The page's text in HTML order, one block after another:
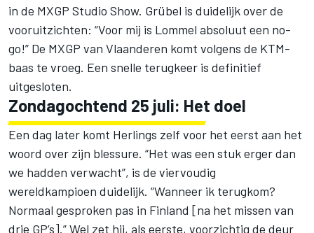
in de MXGP Studio Show. Grübel is duidelijk over de
vooruitzichten: “Voor mij is Lommel absoluut een no-
go!” De MXGP van Vlaanderen komt volgens de KTM-
baas te vroeg. Een snelle terugkeer is definitief
uitgesloten.
Zondagochtend 25 juli: Het doel
Een dag later komt Herlings zelf voor het eerst aan het
woord over zijn blessure. “Het was een stuk erger dan
we hadden verwacht”, is de viervoudig
wereldkampioen duidelijk. “Wanneer ik terugkom?
Normaal gesproken pas in Finland [na het missen van
drie GP’s].” Wel zet hij, als eerste, voorzichtig de deur